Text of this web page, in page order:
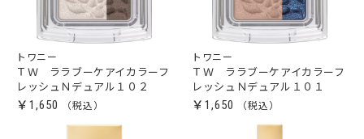
トワニー
ＴＷ ララブーケアイカラーフ
レッシュＮデュアル１０２
￥1,650
トワニー
ＴＷ ララブーケアイカラーフ
レッシュＮデュアル１０１
￥1,650